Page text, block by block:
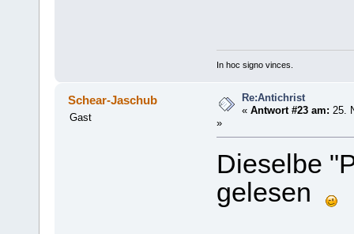
In hoc signo vinces.
Schear-Jaschub
Gast
Re:Antichrist
«Antwort #23 am: 25.
»
Dieselbe
gelesen